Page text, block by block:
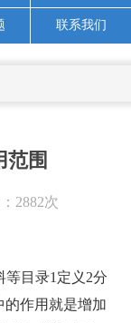
联系我们
范围
2882次
等目录1定义2分
的作用就是增加